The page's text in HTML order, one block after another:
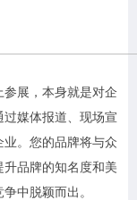
展，本身就是对企
媒体报道、现场宣
。您的品牌将与众
品牌的知名度和美
中脱颖而出。